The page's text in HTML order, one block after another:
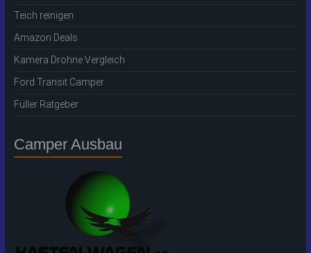
Teich reinigen
Amazon Deals
Kamera Drohne Vergleich
Ford Transit Camper
Füller Ratgeber
Camper Ausbau